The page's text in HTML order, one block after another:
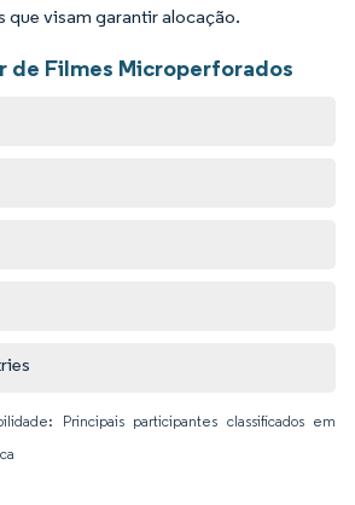
que visam garantir alocação.
de Filmes Microperforados
Principais participantes classificados em